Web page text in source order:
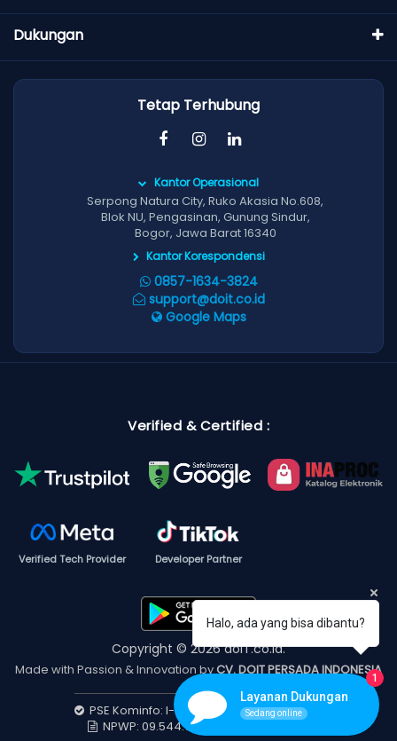
Halo, ada yang bisa dibantu?
Layanan Dukungan
Sedang online
1
Dukungan
Tetap Terhubung
Kantor Operasional
Serpong Natura City, Ruko Akasia No.608,
Blok NU, Pengasinan, Gunung Sindur,
Bogor, Jawa Barat 16340
Kantor Korespondensi
0857-1634-3824
support@doit.co.id
Google Maps
Verified & Certified :
Verified Tech Provider Developer Partner
Copyright © 2026 doIT.co.id.
Made with Passion & Innovation byCV. DOIT PERSADA INDONESIA
PSE Kominfo: I-202512250233454686436
NPWP: 09.544.734.6-8403.000 (PKP)